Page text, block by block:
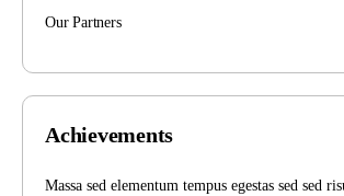
Our Partners
Achievements
Massa sed elementum tempus egestas sed sed